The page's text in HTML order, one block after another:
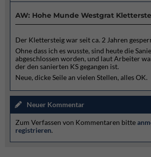
AW: Hohe Munde Westgrat
Der Klettersteig war seit ca. 2 Jahren
Ohne dass ich es wusste, sind heute die
abgeschlossen worden, und laut Arbeiter
der den sanierten KS gegangen ist.
Neue, dicke Seile an vielen Stellen, alles OK.
Neuer Kommentar
Zum Verfassen von Kommentaren bitte
registrieren.